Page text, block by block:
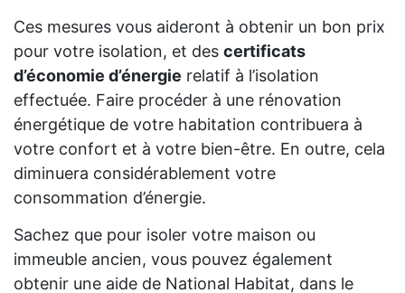
Ces mesures vous aideront à obtenir un bon prix
pour votre isolation, et des certificats
d’économie d’énergie relatif à l’isolation
effectuée. Faire procéder à une rénovation
énergétique de votre habitation contribuera à
votre confort et à votre bien-être. En outre, cela
diminuera considérablement votre
consommation d’énergie.
Sachez que pour isoler votre maison ou
immeuble ancien, vous pouvez également
obtenir une aide de National Habitat, dans le